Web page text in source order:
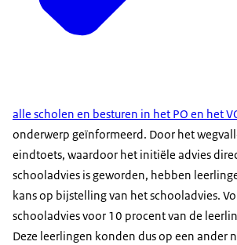
alle scholen en besturen in het PO en het
onderwerp geïnformeerd. Door het
eindtoets, waardoor het initiële advies
schooladvies is geworden, hebben
kans op bijstelling van het schooladvies.
schooladvies voor 10 procent van de
Deze leerlingen konden dus op een ander